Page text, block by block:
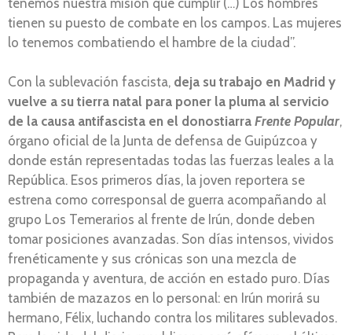
tienen su puesto de combate en los campos. Las mujeres
lo tenemos combatiendo el hambre de la ciudad”.
Con la sublevación fascista, deja su trabajo en Madrid y
vuelve a su tierra natal para poner la pluma al servicio
de la causa antifascista en el donostiarra Frente Popular,
órgano oficial de la Junta de defensa de Guipúzcoa y
donde están representadas todas las fuerzas leales a la
República. Esos primeros días, la joven reportera se
estrena como corresponsal de guerra acompañando al
grupo Los Temerarios al frente de Irún, donde deben
tomar posiciones avanzadas. Son días intensos, vividos
frenéticamente y sus crónicas son una mezcla de
propaganda y aventura, de acción en estado puro. Días
también de mazazos en lo personal: en Irún morirá su
hermano, Félix, luchando contra los militares sublevados.